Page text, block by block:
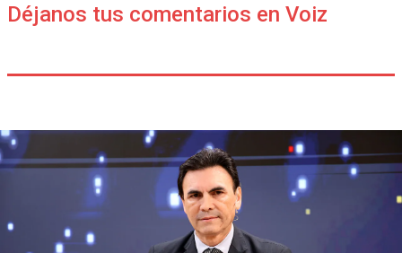
Déjanos tus comentarios en Voiz